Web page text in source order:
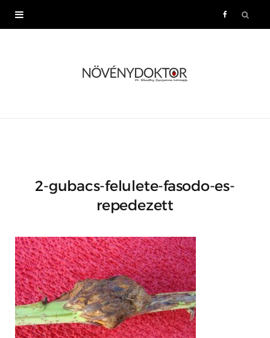
o
2-gubacs-felulete-fasodo-es-
repedezett